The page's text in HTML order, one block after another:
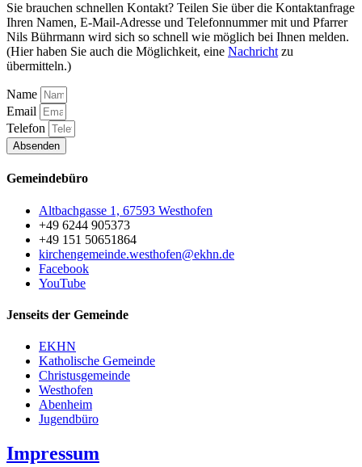
Sie brauchen schnellen Kontakt? Teilen Sie über die Kontaktanfrage
Ihren Namen, E-Mail-Adresse und Telefonnummer mit und Pfarrer
Nils Bührmann wird sich so schnell wie möglich bei Ihnen melden.
(Hier haben Sie auch die Möglichkeit, eine Nachricht zu
übermitteln.)
Name
Email
Telefon
Absenden
Gemeindebüro
Altbachgasse 1, 67593 Westhofen
+49 6244 905373
+49 151 50651864
kirchengemeinde.westhofen@ekhn.de
Facebook
YouTube
Jenseits der Gemeinde
EKHN
Katholische Gemeinde
Christusgemeinde
Westhofen
Abenheim
Jugendbüro
Impressum